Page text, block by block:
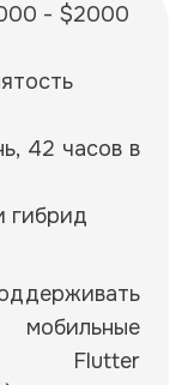
- $2000
42 часов в
гибрид
Flutter